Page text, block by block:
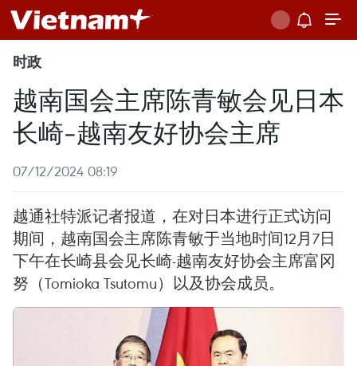
时政
越南国会主席陈青敏会见日本
长崎-越南友好协会主席
07/12/2024 08:19
越通社特派记者报道，在对日本进行正式访问
期间，越南国会主席陈青敏于当地时间12月7日
下午在长崎县会见长崎-越南友好协会主席富冈
努（Tomioka Tsutomu）以及协会成员。